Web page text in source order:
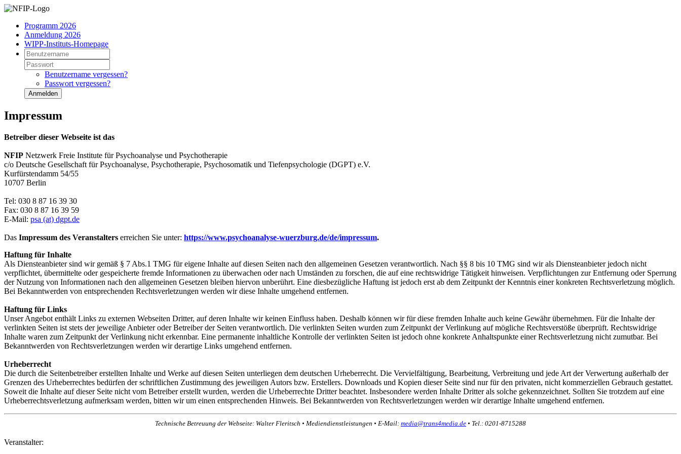
Programm 2026
Anmeldung 2026
WIPP-Instituts-Homepage
Benutzername vergessen?
Passwort vergessen?
Anmelden
Impressum
Betreiber dieser Webseite ist das
NFIP Netzwerk Freie Institute für Psychoanalyse und Psychotherapie
c/o Deutsche Gesellschaft für Psychoanalyse, Psychotherapie, Psychosomatik und Tiefenpsychologie (DGPT) e.V.
Kurfürstendamm 54/55
10707 Berlin
Tel: 030 8 87 16 39 30
Fax: 030 8 87 16 39 59
E-Mail: psa (at) dgpt.de
Das Impressum des Veranstalters erreichen Sie unter: https://www.psychoanalyse-wuerzburg.de/de/impressum.
Haftung für Inhalte
Als Diensteanbieter sind wir gemäß § 7 Abs.1 TMG für eigene Inhalte auf diesen Seiten nach den allgemeinen Gesetzen verantwortlich. Nach §§ 8 bis 10 TMG sind wir als Diensteanbieter jedoch nicht
verpflichtet, übermittelte oder gespeicherte fremde Informationen zu überwachen oder nach Umständen zu forschen, die auf eine rechtswidrige Tätigkeit hinweisen. Verpflichtungen zur Entfernung oder Sperrung
der Nutzung von Informationen nach den allgemeinen Gesetzen bleiben hiervon unberührt. Eine diesbezügliche Haftung ist jedoch erst ab dem Zeitpunkt der Kenntnis einer konkreten Rechtsverletzung möglich.
Bei Bekanntwerden von entsprechenden Rechtsverletzungen werden wir diese Inhalte umgehend entfernen.
Haftung für Links
Unser Angebot enthält Links zu externen Webseiten Dritter, auf deren Inhalte wir keinen Einfluss haben. Deshalb können wir für diese fremden Inhalte auch keine Gewähr übernehmen. Für die Inhalte der
verlinkten Seiten ist stets der jeweilige Anbieter oder Betreiber der Seiten verantwortlich. Die verlinkten Seiten wurden zum Zeitpunkt der Verlinkung auf mögliche Rechtsverstöße überprüft. Rechtswidrige
Inhalte waren zum Zeitpunkt der Verlinkung nicht erkennbar. Eine permanente inhaltliche Kontrolle der verlinkten Seiten ist jedoch ohne konkrete Anhaltspunkte einer Rechtsverletzung nicht zumutbar. Bei
Bekanntwerden von Rechtsverletzungen werden wir derartige Links umgehend entfernen.
Urheberrecht
Die durch die Seitenbetreiber erstellten Inhalte und Werke auf diesen Seiten unterliegen dem deutschen Urheberrecht. Die Vervielfältigung, Bearbeitung, Verbreitung und jede Art der Verwertung außerhalb der
Grenzen des Urheberrechtes bedürfen der schriftlichen Zustimmung des jeweiligen Autors bzw. Erstellers. Downloads und Kopien dieser Seite sind nur für den privaten, nicht kommerziellen Gebrauch gestattet.
Soweit die Inhalte auf dieser Seite nicht vom Betreiber erstellt wurden, werden die Urheberrechte Dritter beachtet. Insbesondere werden Inhalte Dritter als solche gekennzeichnet. Sollten Sie trotzdem auf eine
Urheberrechtsverletzung aufmerksam werden, bitten wir um einen entsprechenden Hinweis. Bei Bekanntwerden von Rechtsverletzungen werden wir derartige Inhalte umgehend entfernen.
Technische Betreuung der Webseite: Walter Fleritsch • Mediendienstleistungen • E-Mail: media@trans4media.de • Tel.: 0201-8715288
Veranstalter: